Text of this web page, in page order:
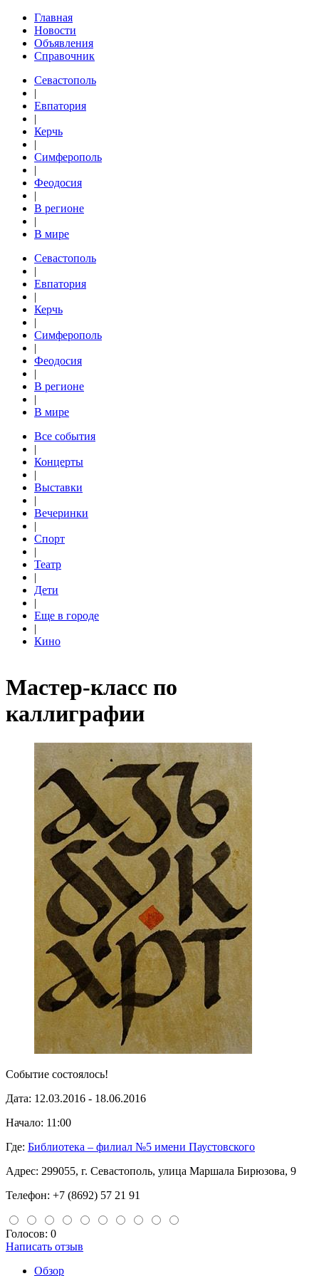
Главная
Новости
Объявления
Справочник
Севастополь
|
Евпатория
|
Керчь
|
Симферополь
|
Феодосия
|
В регионе
|
В мире
Севастополь
|
Евпатория
|
Керчь
|
Симферополь
|
Феодосия
|
В регионе
|
В мире
Все события
|
Концерты
|
Выставки
|
Вечеринки
|
Спорт
|
Театр
|
Дети
|
Еще в городе
|
Кино
Мастер-класс по
каллиграфии
Событие состоялось!
Дата: 12.03.2016 - 18.06.2016
Начало: 11:00
Где: Библиотека – филиал №5 имени Паустовского
Адрес: 299055, г. Севастополь, улица Маршала Бирюзова, 9
Телефон: +7 (8692) 57 21 91
Голосов: 0
Написать отзыв
Обзор